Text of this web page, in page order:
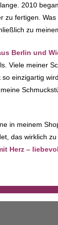
2010
zu fertigen.
zu
Berlin und
Viele meiner
einzigartig
in meinem
das wirklich
Herz –